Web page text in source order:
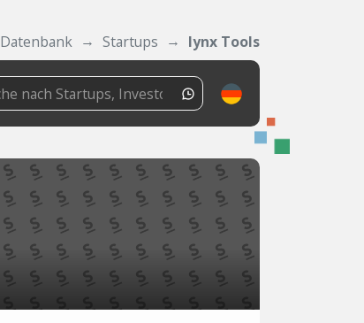
Datenbank Startups Iynx Tools